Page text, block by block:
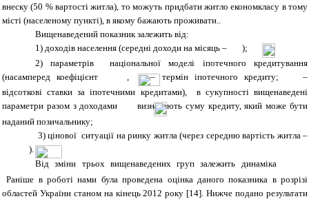
внеску (50 % вартості житла), то можуть придбати житло економкласу в тому
місті (населеному пункті), в якому бажають проживати..
Вищенаведений показник залежить від:
1) доходів населення (середні доходи на місяць –
);
2) параметрів національної моделі іпотечного кредитування
(насамперед коефіцієнт
, – термін іпотечного кредиту;
–
відсоткові ставки за іпотечними кредитами), в сукупності вищенаведені
параметри разом з доходами
визначають суму кредиту, який може бути
наданий позичальнику;
3) цінової ситуації на ринку житла (через середню вартість житла –
).
Від зміни трьох вищенаведених груп залежить динаміка
Раніше в роботі нами була проведена оцінка даного показника в розрізі
областей України станом на кінець 2012 року [14] .Нижче подано результати